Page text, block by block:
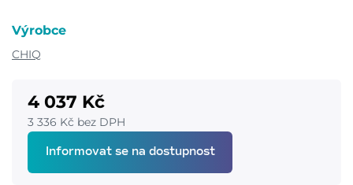
Výrobce
CHIQ
4 037 Kč
3 336 Kč bez DPH
Informovat se na dostupnost